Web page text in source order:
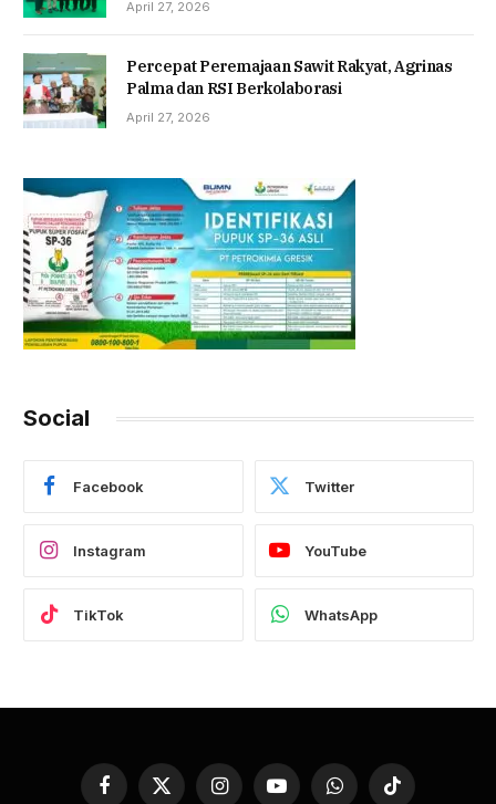
April 27, 2026
Percepat Peremajaan Sawit Rakyat, Agrinas
Palma dan RSI Berkolaborasi
April 27, 2026
Social
Facebook Twitter
Instagram YouTube
TikTok WhatsApp
Facebook
X InstagramYouTubeWhatsAppTikTok